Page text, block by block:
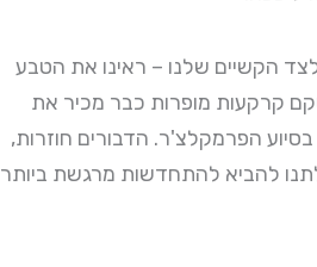
הקשיים שלנו – ראינו את הטבע
קרקעות מופרות כבר מכיר את
הפרמקלצ'ר. הדבורים חוזרות,
להביא להתחדשות מרגשת ביותר